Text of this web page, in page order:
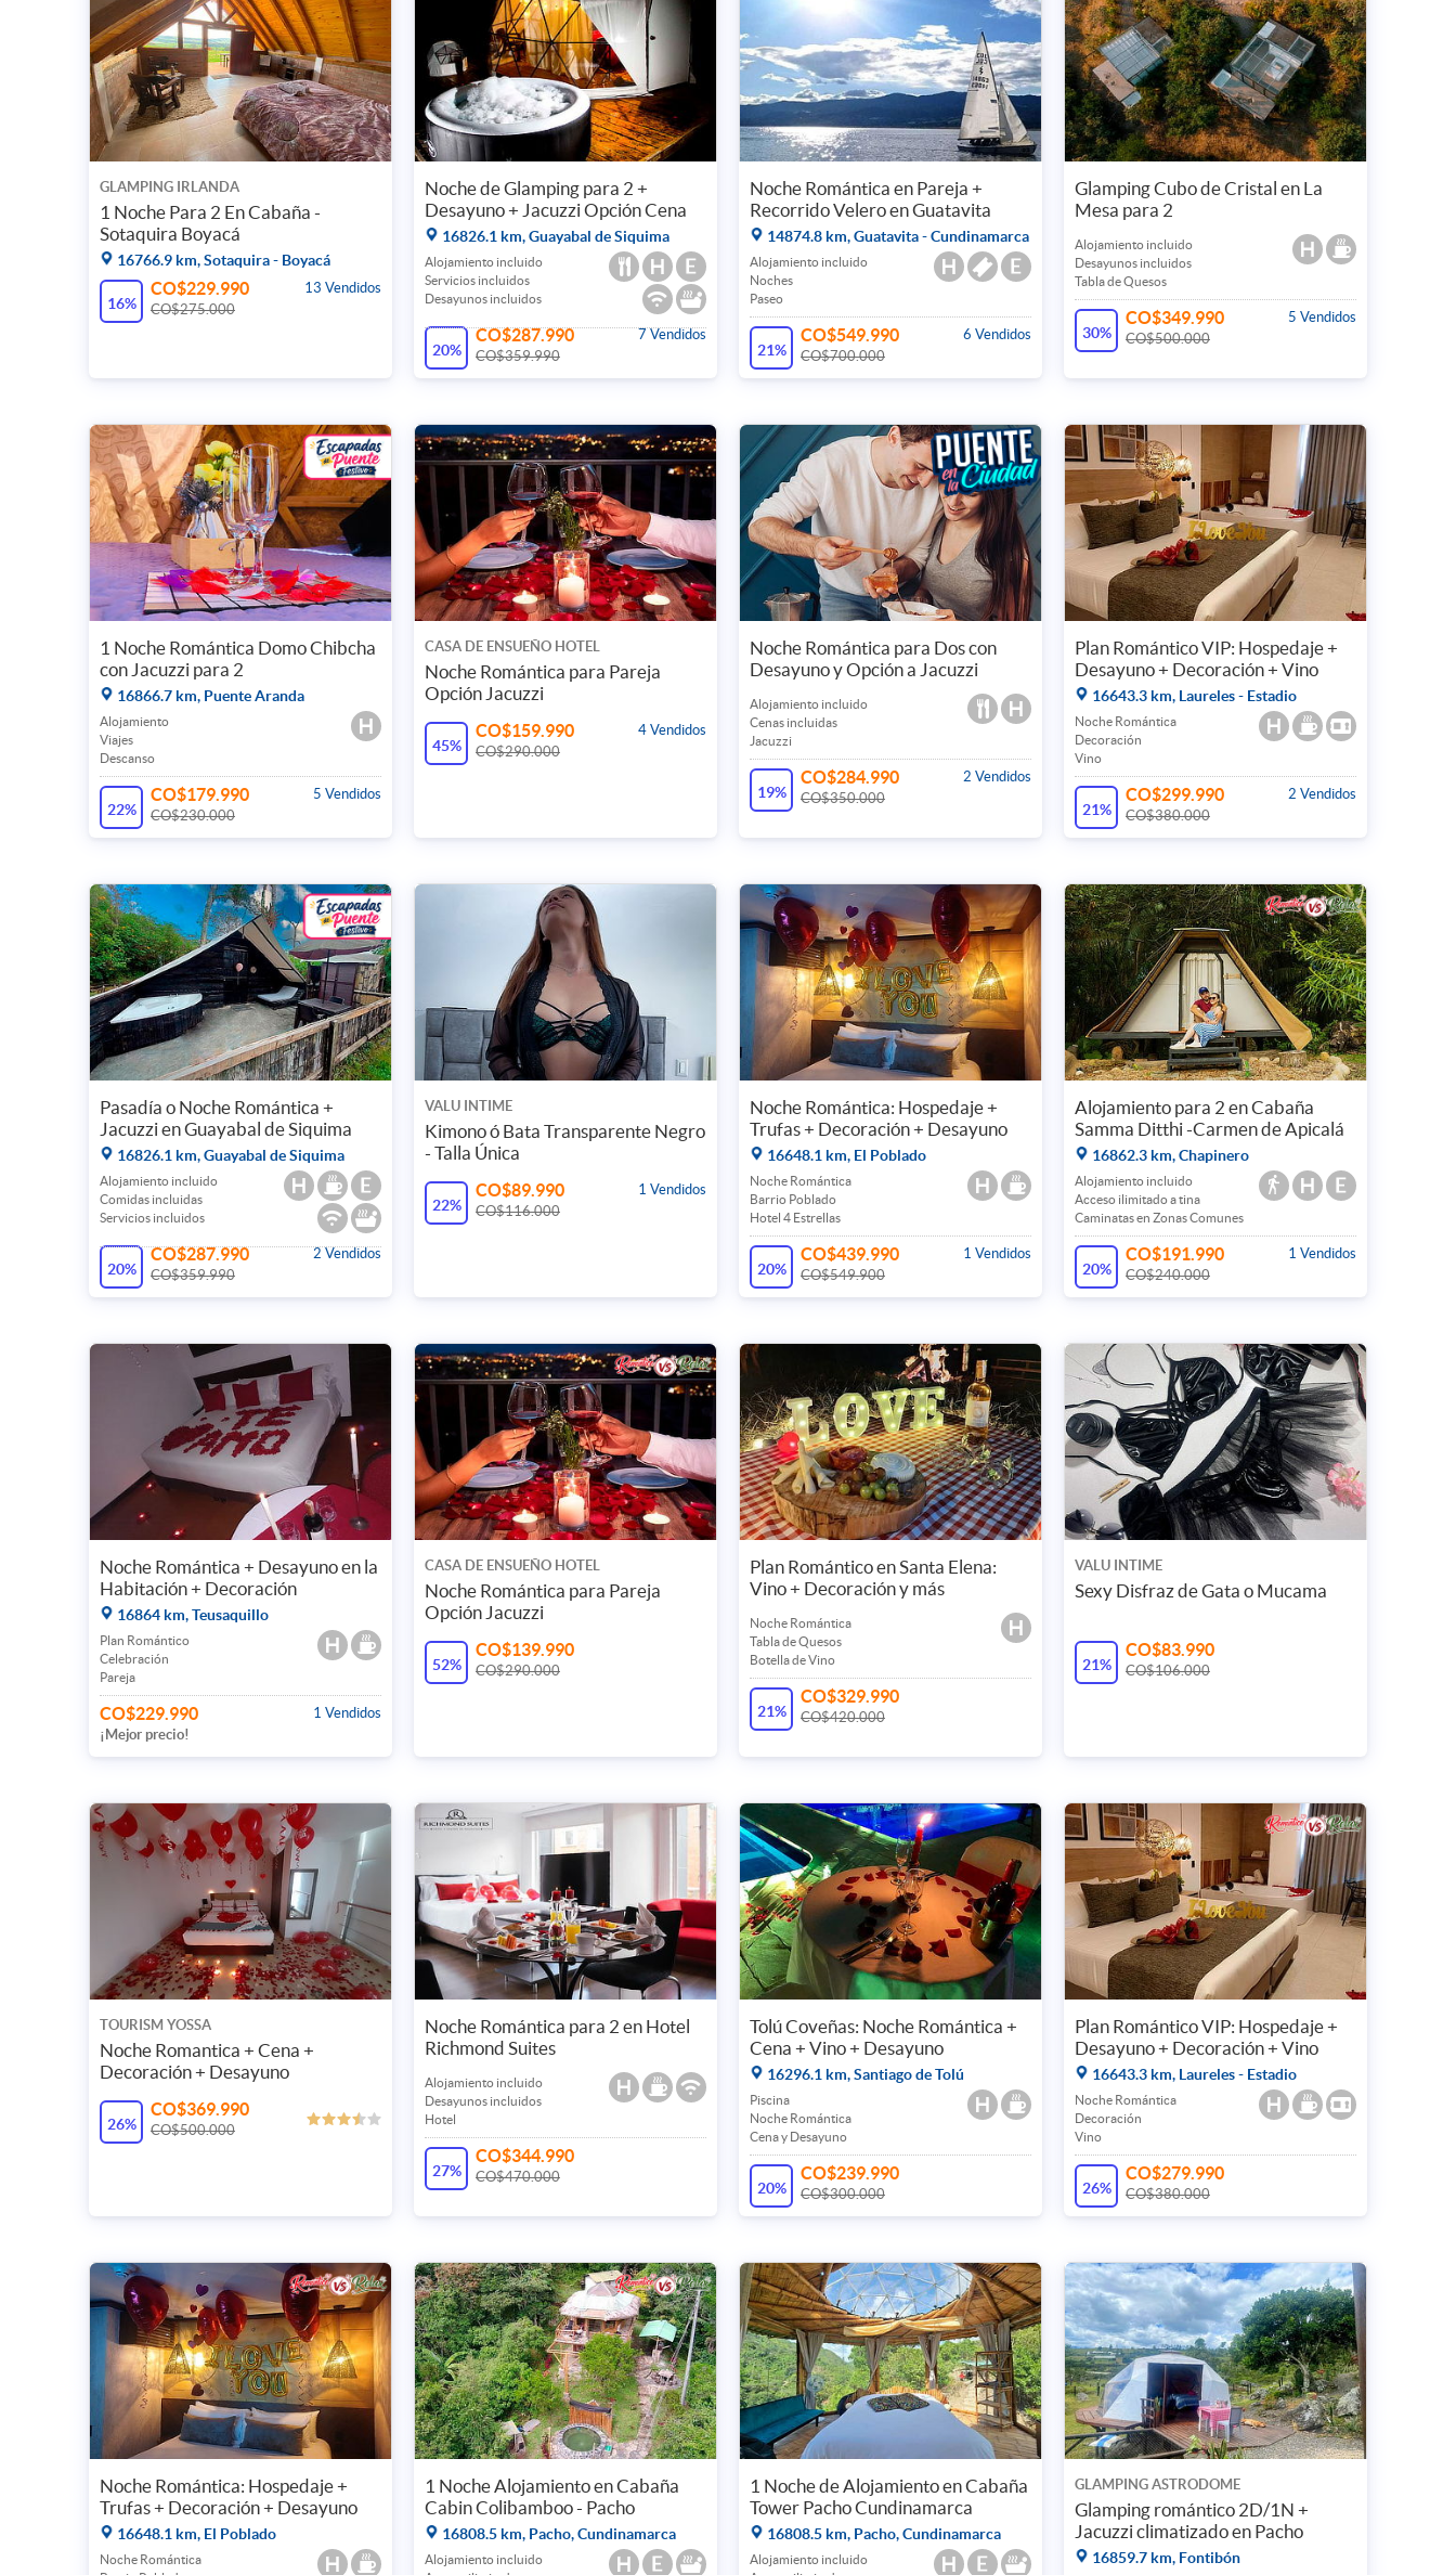
GLAMPING IRLANDA
1 Noche Para 2 En Cabaña -
Sotaquira Boyacá
16766.9 km, Sotaquira - Boyacá
16%
13 Vendidos
CO$229.990
CO$275.000
Noche de Glamping para 2 +
Desayuno + Jacuzzi Opción Cena
16826.1 km, Guayabal de Siquima
Alojamiento incluido
Servicios incluidos
Desayunos incluidos
20%
7 Vendidos
CO$287.990
CO$359.990
Noche Romántica en Pareja +
Recorrido Velero en Guatavita
14874.8 km, Guatavita - Cundinamarca
Alojamiento incluido
Noches
Paseo
21%
6 Vendidos
CO$549.990
CO$700.000
Glamping Cubo de Cristal en La
Mesa para 2
Alojamiento incluido
Desayunos incluidos
Tabla de Quesos
30%
5 Vendidos
CO$349.990
CO$500.000
1 Noche Romántica Domo Chibcha
con Jacuzzi para 2
16866.7 km, Puente Aranda
Alojamiento
Viajes
Descanso
22%
5 Vendidos
CO$179.990
CO$230.000
CASA DE ENSUEÑO HOTEL
Noche Romántica para Pareja
Opción Jacuzzi
45%
4 Vendidos
CO$159.990
CO$290.000
Noche Romántica para Dos con
Desayuno y Opción a Jacuzzi
Alojamiento incluido
Cenas incluidas
Jacuzzi
19%
2 Vendidos
CO$284.990
CO$350.000
Plan Romántico VIP: Hospedaje +
Desayuno + Decoración + Vino
16643.3 km, Laureles - Estadio
Noche Romántica
Decoración
Vino
21%
2 Vendidos
CO$299.990
CO$380.000
Pasadía o Noche Romántica +
Jacuzzi en Guayabal de Siquima
16826.1 km, Guayabal de Siquima
Alojamiento incluido
Comidas incluidas
Servicios incluidos
20%
2 Vendidos
CO$287.990
CO$359.990
VALU INTIME
Kimono ó Bata Transparente Negro
- Talla Única
22%
1 Vendidos
CO$89.990
CO$116.000
Noche Romántica: Hospedaje +
Trufas + Decoración + Desayuno
16648.1 km, El Poblado
Noche Romántica
Barrio Poblado
Hotel 4 Estrellas
20%
1 Vendidos
CO$439.990
CO$549.900
Alojamiento para 2 en Cabaña
Samma Ditthi -Carmen de Apicalá
16862.3 km, Chapinero
Alojamiento incluido
Acceso ilimitado a tina
Caminatas en Zonas Comunes
20%
1 Vendidos
CO$191.990
CO$240.000
Noche Romántica + Desayuno en la
Habitación + Decoración
16864 km, Teusaquillo
Plan Romántico
Celebración
Pareja
1 Vendidos
CO$229.990
¡Mejor precio!
CASA DE ENSUEÑO HOTEL
Noche Romántica para Pareja
Opción Jacuzzi
52%
CO$139.990
CO$290.000
Plan Romántico en Santa Elena:
Vino + Decoración y más
Noche Romántica
Tabla de Quesos
Botella de Vino
21%
CO$329.990
CO$420.000
VALU INTIME
Sexy Disfraz de Gata o Mucama
21%
CO$83.990
CO$106.000
TOURISM YOSSA
Noche Romantica + Cena +
Decoración + Desayuno
26%
CO$369.990
CO$500.000
Noche Romántica para 2 en Hotel
Richmond Suites
Alojamiento incluido
Desayunos incluidos
Hotel
27%
CO$344.990
CO$470.000
Tolú Coveñas: Noche Romántica +
Cena + Vino + Desayuno
16296.1 km, Santiago de Tolú
Piscina
Noche Romántica
Cena y Desayuno
20%
CO$239.990
CO$300.000
Plan Romántico VIP: Hospedaje +
Desayuno + Decoración + Vino
16643.3 km, Laureles - Estadio
Noche Romántica
Decoración
Vino
26%
CO$279.990
CO$380.000
Noche Romántica: Hospedaje +
Trufas + Decoración + Desayuno
16648.1 km, El Poblado
Noche Romántica
1 Noche Alojamiento en Cabaña
Cabin Colibamboo - Pacho
16808.5 km, Pacho, Cundinamarca
Alojamiento incluido
1 Noche de Alojamiento en Cabaña
Tower Pacho Cundinamarca
16808.5 km, Pacho, Cundinamarca
Alojamiento incluido
GLAMPING ASTRODOME
Glamping romántico 2D/1N +
Jacuzzi climatizado en Pacho
16859.7 km, Fontibón